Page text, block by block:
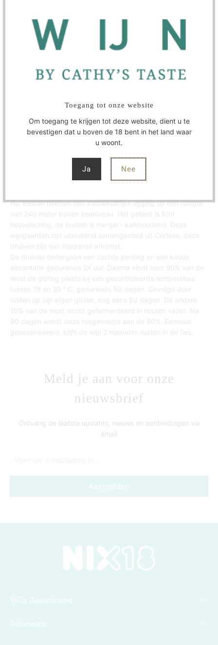
SPECIFICATIES
Gavi i Risi heeft een strogele kleur, vol lichtgroene reflecties in
het glas. Het heeft een vol en fris aroma, met fruitige tonen
rond in de mond, met een discrete structuur met zuivere hints
van exotisch fruit en gouden appel.
Deze Gavi is afkomstig uit het gebied van Gavi, van een
Ha. Beiden hebben een zuidwestelijke ligging op een hoogte
van 240 meter boven zeeniveau. Het gebied is licht
heuvelachtig, de bodem is mergel - kalkhoudend. Deze
wijngaarden zijn uitsluitend samengesteld uit Cortese, deze
druiven zijn van Italiaanse afkomst.
De druiven ondergaan een zachte persing en een koude
decantatie gedurende 24 uur. Daarna vindt voor 90% van de
most de gisting plaats bij een gecontroleerde temperatuur
tussen 18 en 20 ° C, gedurende 50 dagen. Gevolgd door
rusten op zijn eigen gisten, nog eens 80 dagen. De andere
10% van de most wordt gefermenteerd in houten vaten. Na
90 dagen wordt deze toegevoegd aan de 90%. Eenmaal
geassembleerd, blijft de wijn 2 maanden rusten in de fles.
Meld je aan voor onze
nieuwsbrief
Ontvang de laatste updates, nieuws en aanbiedingen via
email
Wijn Assortiment
Informatie
Toegang tot onze website
Om toegang te krijgen tot deze website, dient u te
bevestigen dat u boven de 18 bent in het land waar
u woont.
Ja Nee